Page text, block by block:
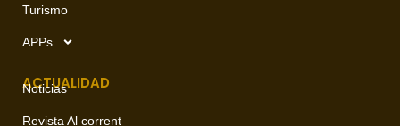
Turismo
APPs
ACTUALIDAD
Noticias
Revista Al corrent